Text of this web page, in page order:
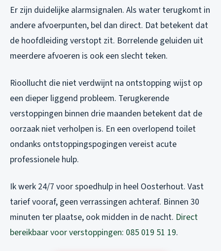
Er zijn duidelijke alarmsignalen. Als water terugkomt in
andere afvoerpunten, bel dan direct. Dat betekent dat
de hoofdleiding verstopt zit. Borrelende geluiden uit
meerdere afvoeren is ook een slecht teken.
Rioollucht die niet verdwijnt na ontstopping wijst op
een dieper liggend probleem. Terugkerende
verstoppingen binnen drie maanden betekent dat de
oorzaak niet verholpen is. En een overlopend toilet
ondanks ontstoppingspogingen vereist acute
professionele hulp.
Ik werk 24/7 voor spoedhulp in heel Oosterhout. Vast
tarief vooraf, geen verrassingen achteraf. Binnen 30
minuten ter plaatse, ook midden in de nacht. Direct
bereikbaar voor verstoppingen: 085 019 51 19.